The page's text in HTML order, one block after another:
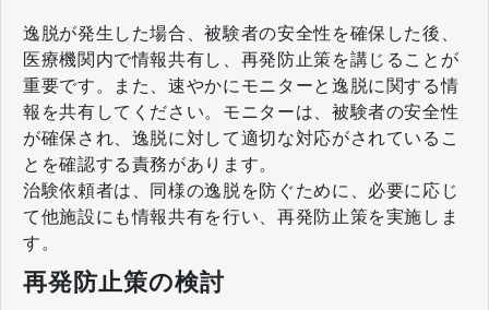
逸脱が発生した場合、被験者の安全性を確保した後、
医療機関内で情報共有し、再発防止策を講じることが
重要です。また、速やかにモニターと逸脱に関する情
報を共有してください。モニターは、被験者の安全性
が確保され、逸脱に対して適切な対応がされているこ
とを確認する責務があります。
治験依頼者は、同様の逸脱を防ぐために、必要に応じ
て他施設にも情報共有を行い、再発防止策を実施しま
す。
再発防止策の検討